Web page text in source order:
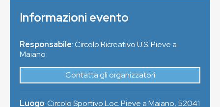
Informazioni evento
Responsabile: Circolo Ricreativo U.S. Pieve a
Maiano
Contatta gli organizzatori
Luogo:Circolo Sportivo Loc. Pieve a Maiano, 52041